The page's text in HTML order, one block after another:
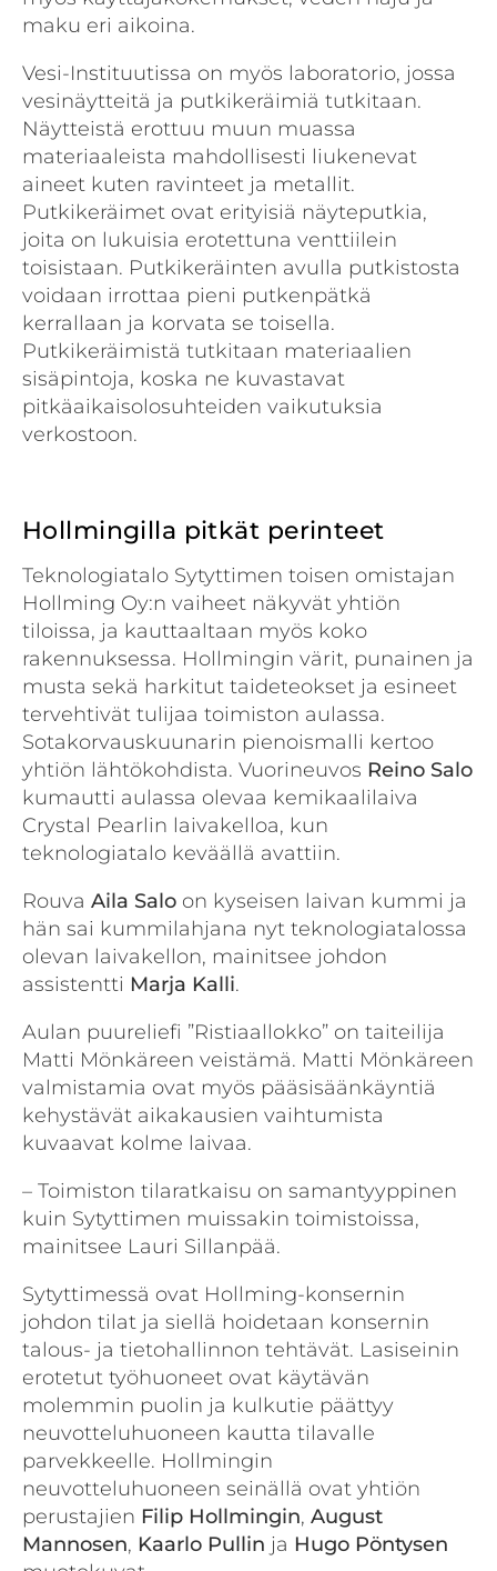
maku eri aikoina.
Vesi-Instituutissa on myös laboratorio, jossa
vesinäytteitä ja putkikeräimiä tutkitaan.
Näytteistä erottuu muun muassa
materiaaleista mahdollisesti liukenevat
aineet kuten ravinteet ja metallit.
Putkikeräimet ovat erityisiä näyteputkia,
joita on lukuisia erotettuna venttiilein
toisistaan. Putkikeräinten avulla putkistosta
voidaan irrottaa pieni putkenpätkä
kerrallaan ja korvata se toisella.
Putkikeräimistä tutkitaan materiaalien
sisäpintoja, koska ne kuvastavat
pitkäaikaisolosuhteiden vaikutuksia
verkostoon.
Hollmingilla pitkät perinteet
Teknologiatalo Sytyttimen toisen omistajan
Hollming Oy:n vaiheet näkyvät yhtiön
tiloissa, ja kauttaaltaan myös koko
rakennuksessa. Hollmingin värit, punainen ja
musta sekä harkitut taideteokset ja esineet
tervehtivät tulijaa toimiston aulassa.
Sotakorvauskuunarin pienoismalli kertoo
yhtiön lähtökohdista. Vuorineuvos Reino Salo
kumautti aulassa olevaa kemikaalilaiva
Crystal Pearlin laivakelloa, kun
teknologiatalo keväällä avattiin.
Rouva Aila Salo on kyseisen laivan kummi ja
hän sai kummilahjana nyt teknologiatalossa
olevan laivakellon, mainitsee johdon
assistentti Marja Kalli.
Aulan puureliefi ”Ristiaallokko” on taiteilija
Matti Mönkäreen veistämä. Matti Mönkäreen
valmistamia ovat myös pääsisäänkäyntiä
kehystävät aikakausien vaihtumista
kuvaavat kolme laivaa.
– Toimiston tilaratkaisu on samantyyppinen
kuin Sytyttimen muissakin toimistoissa,
mainitsee Lauri Sillanpää.
Sytyttimessä ovat Hollming-konsernin
johdon tilat ja siellä hoidetaan konsernin
talous- ja tietohallinnon tehtävät. Lasiseinin
erotetut työhuoneet ovat käytävän
molemmin puolin ja kulkutie päättyy
neuvotteluhuoneen kautta tilavalle
parvekkeelle. Hollmingin
neuvotteluhuoneen seinällä ovat yhtiön
perustajien Filip Hollmingin, August
Mannosen, Kaarlo Pullin ja Hugo Pöntysen